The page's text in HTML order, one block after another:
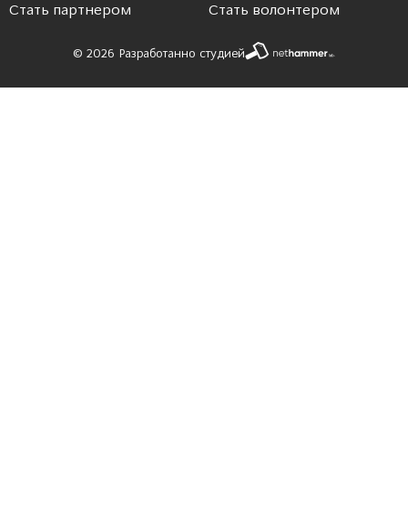
Стать партнером Стать волонтером
© 2026 Разработанно студией